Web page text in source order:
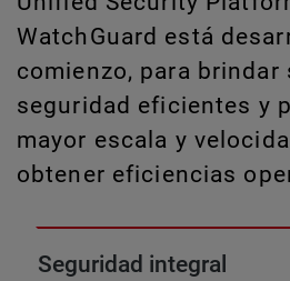
WatchGuard está
comienzo, para brindar
seguridad eficientes y
mayor escala y
obtener eficiencias
Seguridad integral